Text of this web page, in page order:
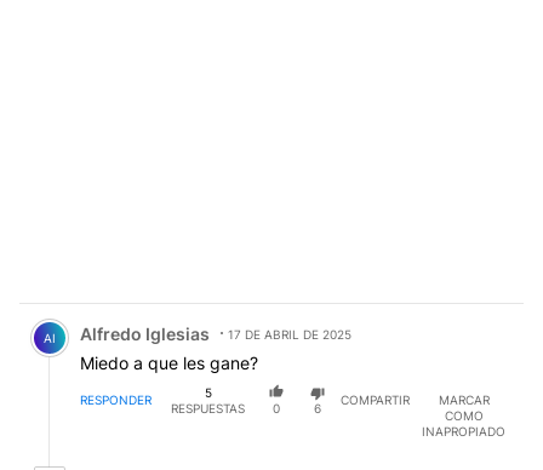
Comentario de Alfredo Iglesias.
AI Alfredo Iglesias 17 DE ABRIL DE 2025
Miedo a que les gane?
RESPONDER
5
RESPUESTAS
0 6
COMPARTIR
MARCAR
COMO
INAPROPIADO